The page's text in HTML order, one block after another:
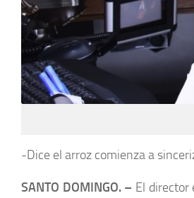
-Dice el arroz comienza a
SANTO DOMINGO. – El director